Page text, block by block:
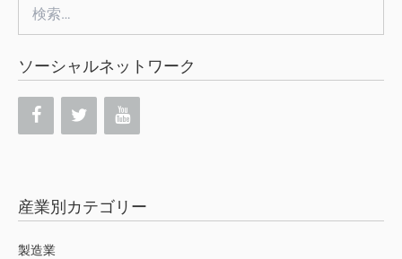
索:
ソーシャルネットワーク
産業別カテゴリー
製造業